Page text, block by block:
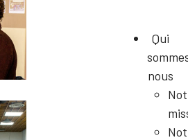
Qui
nous